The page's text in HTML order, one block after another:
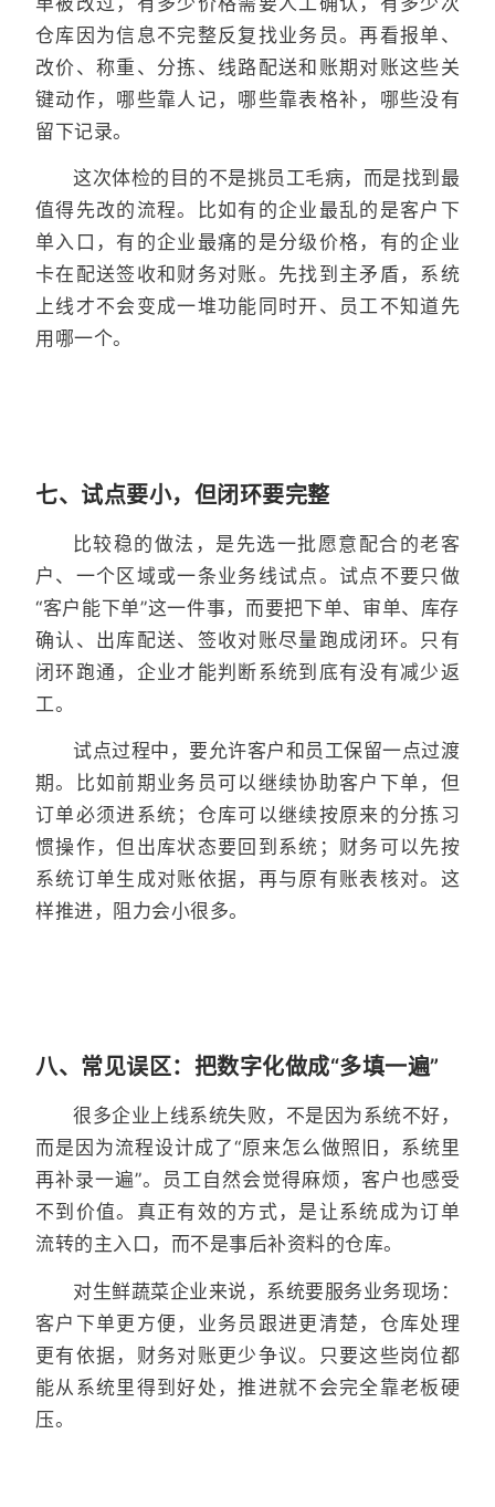
仓库因为信息不完整反复找业务员。再看报单、
改价、称重、分拣、线路配送和账期对账这些关
键动作，哪些靠人记，哪些靠表格补，哪些没有
留下记录。
这次体检的目的不是挑员工毛病，而是找到最
值得先改的流程。比如有的企业最乱的是客户下
单入口，有的企业最痛的是分级价格，有的企业
卡在配送签收和财务对账。先找到主矛盾，系统
上线才不会变成一堆功能同时开、员工不知道先
用哪一个。
七、试点要小，但闭环要完整
比较稳的做法，是先选一批愿意配合的老客
户、一个区域或一条业务线试点。试点不要只做
“客户能下单”这一件事，而要把下单、审单、库存
确认、出库配送、签收对账尽量跑成闭环。只有
闭环跑通，企业才能判断系统到底有没有减少返
工。
试点过程中，要允许客户和员工保留一点过渡
期。比如前期业务员可以继续协助客户下单，但
订单必须进系统；仓库可以继续按原来的分拣习
惯操作，但出库状态要回到系统；财务可以先按
系统订单生成对账依据，再与原有账表核对。这
样推进，阻力会小很多。
八、常见误区：把数字化做成“多填一遍”
很多企业上线系统失败，不是因为系统不好，
而是因为流程设计成了“原来怎么做照旧，系统里
再补录一遍”。员工自然会觉得麻烦，客户也感受
不到价值。真正有效的方式，是让系统成为订单
流转的主入口，而不是事后补资料的仓库。
对生鲜蔬菜企业来说，系统要服务业务现场：
客户下单更方便，业务员跟进更清楚，仓库处理
更有依据，财务对账更少争议。只要这些岗位都
能从系统里得到好处，推进就不会完全靠老板硬
压。